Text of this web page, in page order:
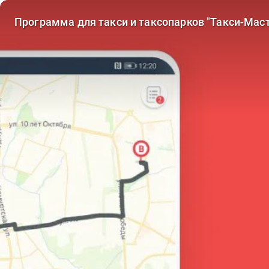
Программа для такси и таксопарков "Такси-